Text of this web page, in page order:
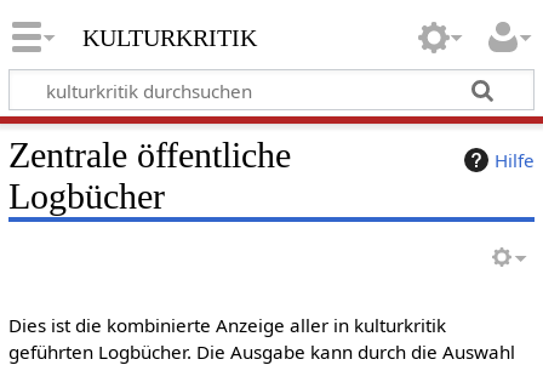
kulturkritik
Hilfe
Zentrale öffentliche
Logbücher
Dies ist die kombinierte Anzeige aller in kulturkritik
geführten Logbücher. Die Ausgabe kann durch die Auswahl